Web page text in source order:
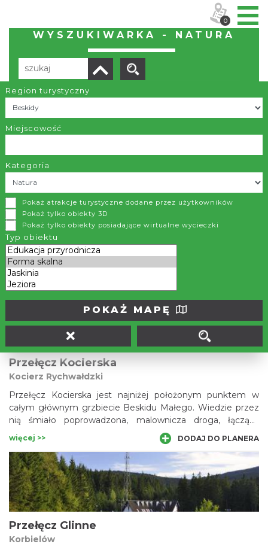
WYSZUKIWARKA - NATURA
Region turystyczny
Miejscowość
Kategoria
Pokaż atrakcje turystyczne dodane przez użytkowników
Pokaż tylko obiekty 3D
Pokaż tylko obiekty posiadające wirtualne wycieczki
Typ obiektu
POKAŻ MAPĘ
Liczba elementów:
Przełęcz Karkoszczonka
Szczyrk
Przełęcz Karkoszczonka (729 m n.p.m.) jest najniższym
przejściem z zachodu na wschód w głównym grzbiecie
Beskidu Śląskiego, ciągnącym się od Trzech Kopców
nieopodal Klimczoka po Malinowską Skałę w paśmie
Skrzycznego i Baraniej Góry. Przełęcz stanowi najkrótsze
popularne szlaki turystyczne, a turystów przyjmuje
prywatne schronisko „Chata Wuja Toma”.
więcej >>
Przełęcz Kocierska
Kocierz Rychwałdzki
Przełęcz Kocierska jest najniżej położonym punktem w
całym głównym grzbiecie Beskidu Małego. Wiedzie przez
nią śmiało poprowadzona, malownicza droga, łącząca
Żywiec z Andrychowem. Przełęcz jest doskonałym
miejscem „startu” do wycieczek pieszych i rowerowych –
na zachód możemy wędrować chociażby w stronę Żaru, a
na wschód – na Łamaną Skałę i Leskowiec. Wytchnienie
znajdziemy w Ośrodku Konferencyjno-Wypoczynkowym
„Kocierz”.
więcej >> DODAJ DO PLANERA
Przełęcz Glinne
Korbielów
0